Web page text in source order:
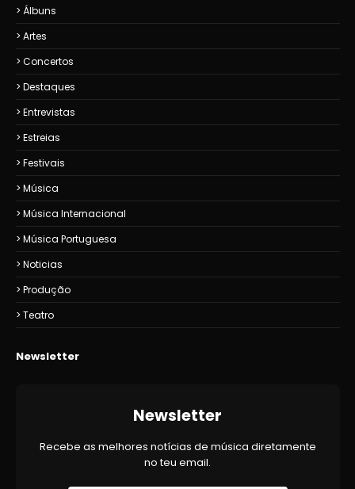
Álbuns
Artes
Concertos
Destaques
Entrevistas
Estreias
Festivais
Música
Música Internacional
Música Portuguesa
Noticias
Produção
Teatro
Newsletter
Newsletter
Recebe as melhores notícias de música diretamente
no teu email.